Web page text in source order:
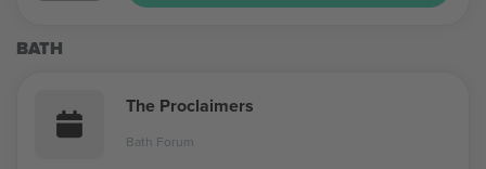
BATH
The Proclaimers
Bath Forum